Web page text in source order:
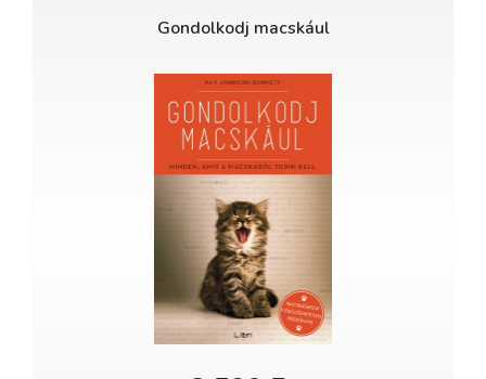
Gondolkodj macskául